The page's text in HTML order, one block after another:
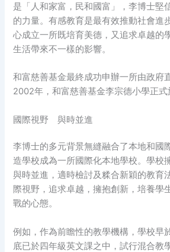
是「人和家富，民和國富」，李博士堅
的力量。有感教育是最有效推動社會進
心成立一所既培育美德，又追求卓越的
生活帶來不一樣的影響。
和富慈善基金最終成功申辦一所由政府
2002年，和富慈善基金李宗德小學正式
國際視野 與時並進
李博士的多元背景無縫融合了本地和國
造學校成為一所國際化本地學校。學校
與時並進，適時檢討及糅合新穎的教育
際視野，追求卓越，擁抱創新，培養學
戰的心態。
例如，作為前瞻性的教學機構，學校早
底已於四年級英文課之中，試行混合教